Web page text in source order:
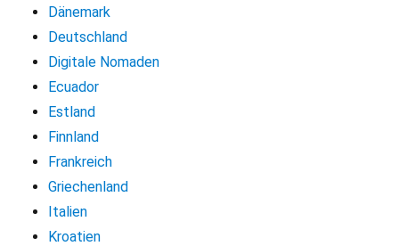
Dänemark
Deutschland
Digitale Nomaden
Ecuador
Estland
Finnland
Frankreich
Griechenland
Italien
Kroatien